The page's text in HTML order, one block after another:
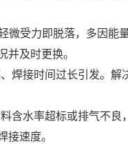
微受力即脱落，多因
及时更换。
焊接时间过长引发。
含水率超标或排气不
速度。